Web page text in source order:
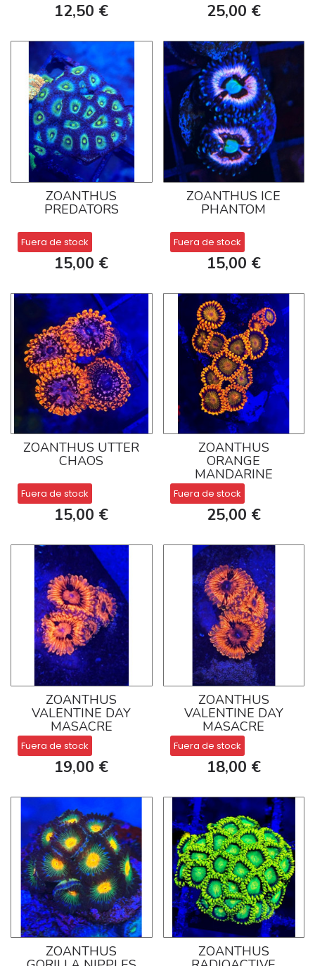
12,50 € 25,00 €
ZOANTHUS
PREDATORS
Fuera de stock
15,00 €
ZOANTHUS ICE
PHANTOM
Fuera de stock
15,00 €
ZOANTHUS UTTER
CHAOS
Fuera de stock
15,00 €
ZOANTHUS
ORANGE
MANDARINE
Fuera de stock
25,00 €
ZOANTHUS
VALENTINE DAY
MASACRE
Fuera de stock
19,00 €
ZOANTHUS
VALENTINE DAY
MASACRE
Fuera de stock
18,00 €
ZOANTHUS ZOANTHUS